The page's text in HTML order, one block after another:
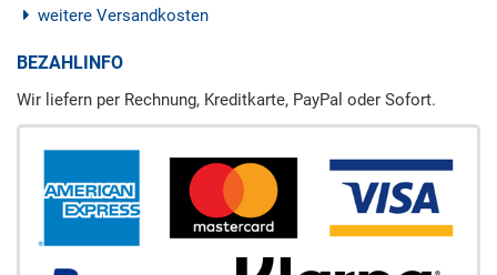
weitere Versandkosten
BEZAHLINFO
Wir liefern per Rechnung, Kreditkarte, PayPal oder Sofort.